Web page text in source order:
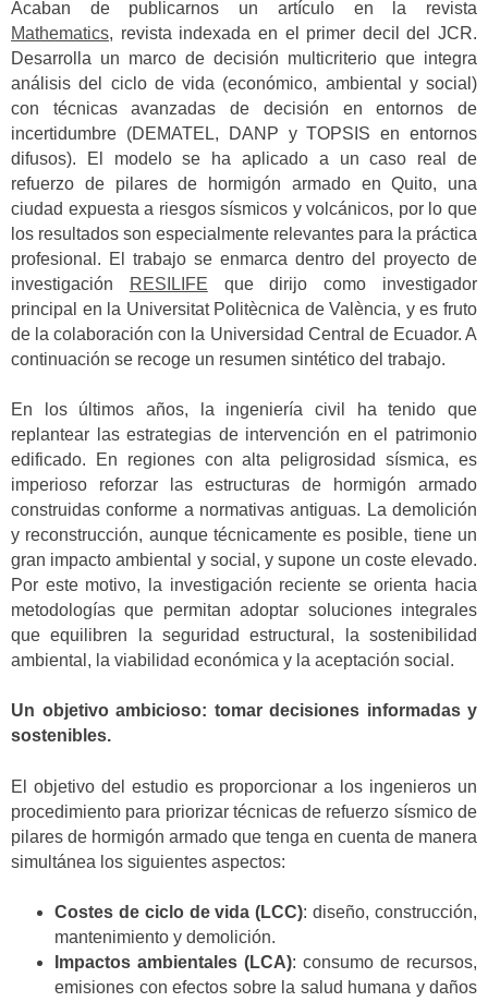
Acaban de publicarnos un artículo en la revista
Mathematics, revista indexada en el primer decil del JCR.
Desarrolla un marco de decisión multicriterio que integra
análisis del ciclo de vida (económico, ambiental y social)
con técnicas avanzadas de decisión en entornos de
incertidumbre (DEMATEL, DANP y TOPSIS en entornos
difusos). El modelo se ha aplicado a un caso real de
refuerzo de pilares de hormigón armado en Quito, una
ciudad expuesta a riesgos sísmicos y volcánicos, por lo que
los resultados son especialmente relevantes para la práctica
profesional. El trabajo se enmarca dentro del proyecto de
investigación
RESILIFE que dirijo como investigador
principal en la Universitat Politècnica de València, y es fruto
de la colaboración con la Universidad Central de Ecuador. A
continuación se recoge un resumen sintético del trabajo.
En los últimos años, la ingeniería civil ha tenido que
replantear las estrategias de intervención en el patrimonio
edificado. En regiones con alta peligrosidad sísmica, es
imperioso reforzar las estructuras de hormigón armado
construidas conforme a normativas antiguas. La demolición
y reconstrucción, aunque técnicamente es posible, tiene un
gran impacto ambiental y social, y supone un coste elevado.
Por este motivo, la investigación reciente se orienta hacia
metodologías que permitan adoptar soluciones integrales
que equilibren la seguridad estructural, la sostenibilidad
ambiental, la viabilidad económica y la aceptación social.
Un objetivo ambicioso: tomar decisiones informadas y
sostenibles.
El objetivo del estudio es proporcionar a los ingenieros un
procedimiento para priorizar técnicas de refuerzo sísmico de
pilares de hormigón armado que tenga en cuenta de manera
simultánea los siguientes aspectos:
Costes de ciclo de vida (LCC): diseño, construcción,
mantenimiento y demolición.
Impactos ambientales (LCA): consumo de recursos,
emisiones con efectos sobre la salud humana y daños